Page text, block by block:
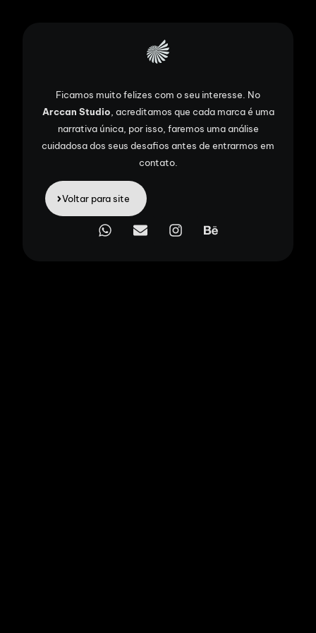
Ficamos muito felizes com o seu interesse. No
Arccan Studio , acreditamos que cada marca é uma
narrativa única, por isso, faremos uma análise
cuidadosa dos seus desafios antes de entrarmos em
contato.
Voltar para site